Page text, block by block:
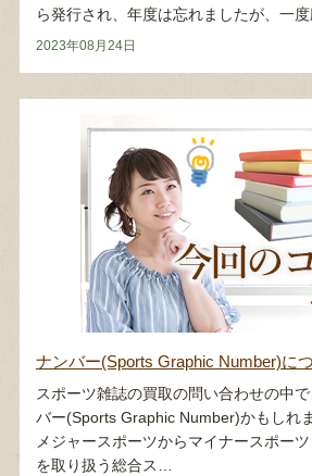
ら発行され、年度は忘れましたが、一度
2023年08月24日
ナンバー(Sports Graphic Number)に
スポーツ雑誌の買取の問い合わせの中
バー(Sports Graphic Number)かもしれ
メジャースポーツからマイナースポー
を取り扱う総合ス…